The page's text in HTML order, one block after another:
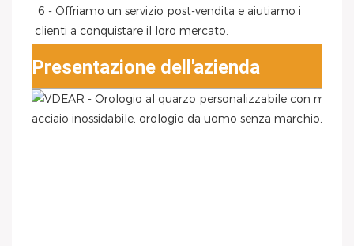
clienti a conquistare il loro mercato.
Presentazione dell'azienda